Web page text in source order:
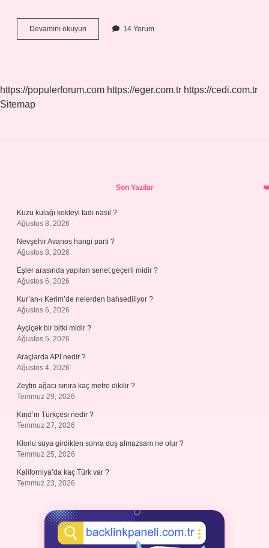
Devamını okuyun Kimyasal
ayrışma
14 Yorum
https://populerforum.com https://eger.com.tr https://cedi.com.tr
Sitemap
Son Yazılar
Kuzu kulağı kokteyl tadı nasıl ?
Ağustos 8, 2026
Nevşehir Avanos hangi parti ?
Ağustos 8, 2026
Eşler arasında yapılan senet geçerli midir ?
Ağustos 6, 2026
Kur’an-ı Kerim’de nelerden bahsediliyor ?
Ağustos 6, 2026
Ayçiçek bir bitki midir ?
Ağustos 5, 2026
Araçlarda API nedir ?
Ağustos 4, 2026
Zeytin ağacı sınıra kaç metre dikilir ?
Temmuz 29, 2026
Kınd’ın Türkçesi nedir ?
Temmuz 27, 2026
Klorlu suya girdikten sonra duş almazsam ne olur ?
Temmuz 25, 2026
Kaliforniya’da kaç Türk var ?
Temmuz 23, 2026